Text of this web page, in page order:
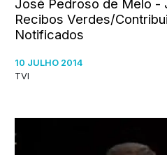
José Pedroso de Melo -
Recibos Verdes/
Notificados
10 JULHO 2014
TVI